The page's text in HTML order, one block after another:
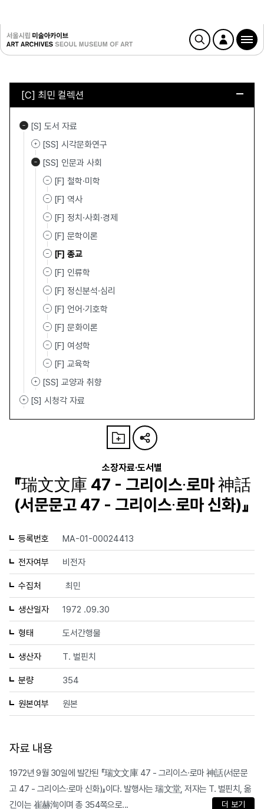
[C] 최민 컬렉션
[S] 도서 자료
[SS] 시각문화연구
[SS] 인문과 사회
[F] 철학·미학
[F] 역사
[F] 정치·사회·경제
[F] 문학이론
[F] 종교
[F] 인류학
[F] 정신분석·심리
[F] 언어·기호학
[F] 문화이론
[F] 여성학
[F] 교육학
[SS] 교양과 취향
[S] 시청각 자료
소장자료·도서별
『瑞文文庫 47 - 그리이스∙로마 神話
(서문문고 47 - 그리이스∙로마 신화)』
등록번호 MA-01-00024413
전자여부 비전자
수집처 최민
생산일자 1972 .09.30
형태 도서간행물
생산자 T. 벌핀치
분량 354
원본여부 원본
자료 내용
1972년 9월 30일에 발간된 『瑞文文庫 47 - 그리이스∙로마 神話(서문문
고 47 - 그리이스∙로마 신화)』이다. 발행사는 瑞文堂, 저자는 T. 벌핀치, 옮
긴이는 崔赫洵이며 총 354쪽으로...
더 보기